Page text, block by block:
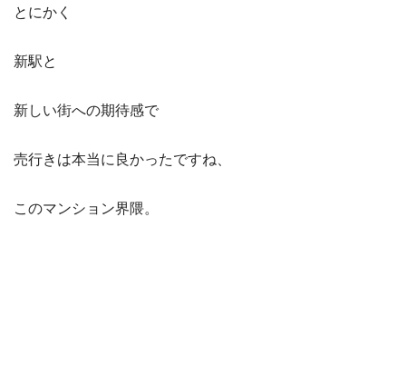
とにかく
新駅と
新しい街への期待感で
売行きは本当に良かったですね、
このマンション界隈。